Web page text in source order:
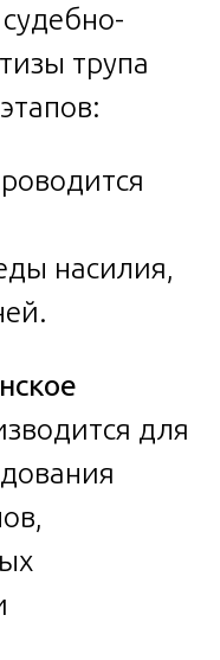
трупа
насилия,
для